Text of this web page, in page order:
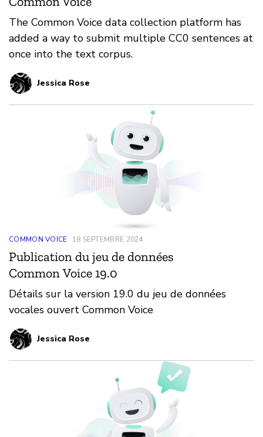
The Common Voice data collection platform has
added a way to submit multiple CC0 sentences at
once into the text corpus.
Jessica Rose
COMMON VOICE 18 SEPTEMBRE 2024
Publication du jeu de données
Common Voice 19.0
Détails sur la version 19.0 du jeu de données
vocales ouvert Common Voice
Jessica Rose